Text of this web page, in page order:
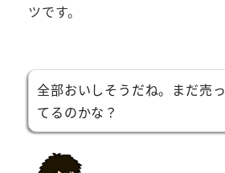
ツです。
全部おいしそうだね。まだ売っ
てるのかな？